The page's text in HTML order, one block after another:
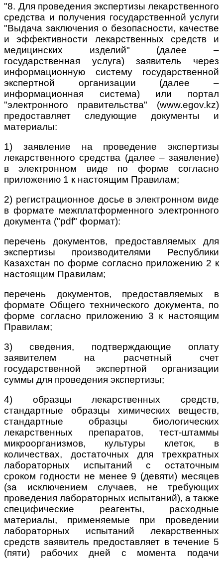
"8. Для проведения экспертизы лекарственного
средства и получения государственной услуги
"Выдача заключения о безопасности, качестве
и эффективности лекарственных средств и
медицинских изделий" (далее –
государственная услуга) заявитель через
информационную систему государственной
экспертной организации (далее –
информационная система) или портал
"электронного правительства" (www.egov.kz)
предоставляет следующие документы и
материалы:
1) заявление на проведение экспертизы
лекарственного средства (далее – заявление)
в электронном виде по форме согласно
приложению 1 к настоящим Правилам;
2) регистрационное досье в электронном виде
в формате межплатформенного электронного
документа ("pdf" формат):
перечень документов, предоставляемых для
экспертизы производителями Республики
Казахстан по форме согласно приложению 2 к
настоящим Правилам;
перечень документов, предоставляемых в
формате Общего технического документа, по
форме согласно приложению 3 к настоящим
Правилам;
3) сведения, подтверждающие оплату
заявителем на расчетный счет
государственной экспертной организации
суммы для проведения экспертизы;
4) образцы лекарственных средств,
стандартные образцы химических веществ,
стандартные образцы биологических
лекарственных препаратов, тест-штаммы
микроорганизмов, культуры клеток, в
количествах, достаточных для трехкратных
лабораторных испытаний с остаточным
сроком годности не менее 9 (девяти) месяцев
(за исключением случаев, не требующих
проведения лабораторных испытаний), а также
специфические реагенты, расходные
материалы, применяемые при проведении
лабораторных испытаний лекарственных
средств заявитель предоставляет в течение 5
(пяти) рабочих дней с момента подачи